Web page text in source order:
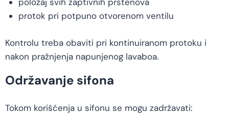
položaj svih zaptivnih prstenova
protok pri potpuno otvorenom ventilu
Kontrolu treba obaviti pri kontinuiranom protoku i
nakon pražnjenja napunjenog lavaboa.
Održavanje sifona
Tokom korišćenja u sifonu se mogu zadržavati: